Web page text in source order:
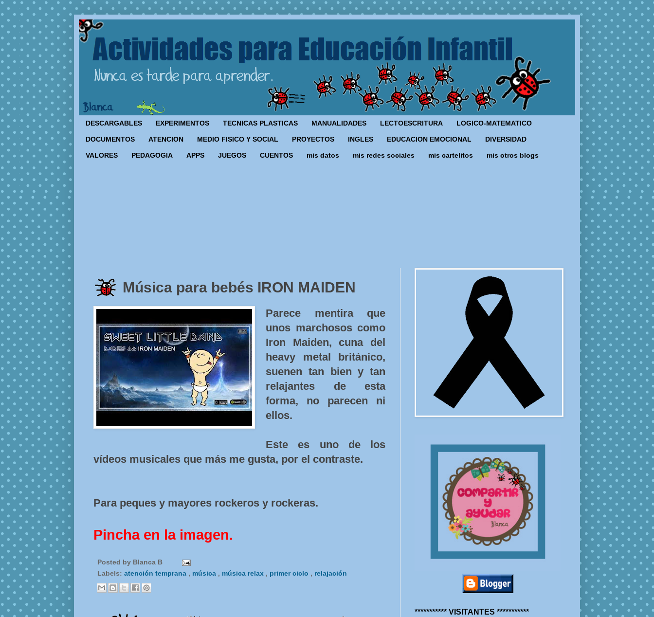
DESCARGABLES EXPERIMENTOS TECNICAS PLASTICAS MANUALIDADES LECTOESCRITURA LOGICO-MATEMATICO
DOCUMENTOS ATENCION MEDIO FISICO Y SOCIAL PROYECTOS INGLES EDUCACION EMOCIONAL DIVERSIDAD
VALORES PEDAGOGIA APPS JUEGOS CUENTOS mis datos mis redes sociales mis cartelitos mis otros blogs
Música para bebés IRON MAIDEN
Parece mentira que
unos marchosos como
Iron Maiden, cuna del
heavy metal británico,
suenen tan bien y tan
relajantes de esta
forma, no parecen ni
ellos.
Este es uno de los
vídeos musicales que más me gusta, por el contraste.
Para peques y mayores rockeros y rockeras.
Pincha en la imagen.
Posted by Blanca B
Labels: atención temprana , música , música relax , primer ciclo , relajación
*********** VISITANTES ***********